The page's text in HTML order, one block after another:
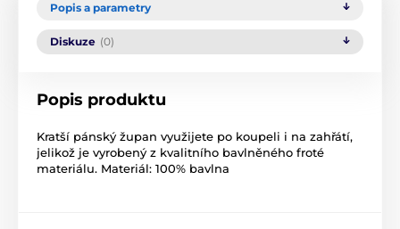
Popis a parametry
Diskuze (0)
Popis produktu
Kratší pánský župan využijete po koupeli i na zahřátí,
jelikož je vyrobený z kvalitního bavlněného froté
materiálu. Materiál: 100% bavlna